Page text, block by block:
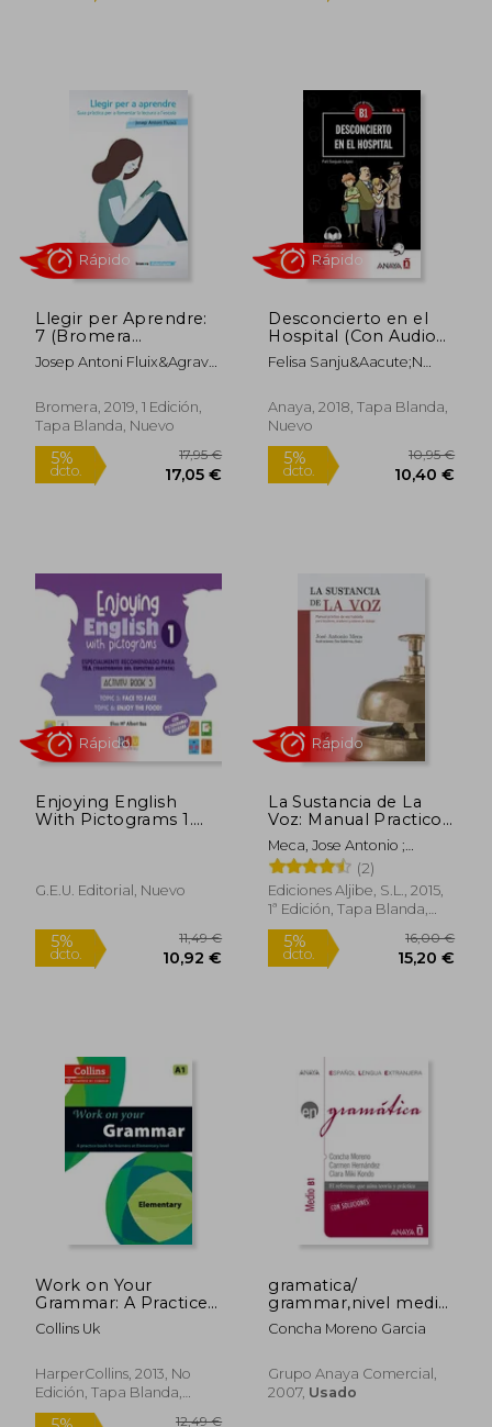
5%
dcto.
12,49 € 5%
Rápido
Llegir per Aprendre:
7 (Bromera
Didàctiques) (en
Catalán)
Josep Antoni Fluix&Agrave;
Bromera, 2019, 1 Edición,
Tapa Blanda, Nuevo
5%
dcto.
17,95 €
17,05 €
Rápido
Desconcierto en el
Hospital (Con Audio
Descargable) (B1)
Felisa Sanju&Aacute;N
Anaya, 2018, Tapa Blanda,
Nuevo
5%
dcto.
Rápido
Enjoying English
With Pictograms 1.
G.E.U. Editorial, Nuevo
La Sustancia de La
Voz: Manual Practico
de Voz Hablada Para
Locutores, Oradores y
Actores de Doblaje
Meca, Jose Antonio ;
Gutierrez (Evali), Eva
(2)
Ediciones Aljibe, S.L., 2015,
1ª Edición, Tapa Blanda,
Nuevo
Work on Your
Grammar: A Practice
Book for Learners at
Elementary Level (en
Collins Uk
HarperCollins, 2013, No
Edición, Tapa Blanda,
Nuevo
gramatica/
grammar,nivel medio
b1
Concha Moreno Garcia
Grupo Anaya Comercial,
2007, Usado